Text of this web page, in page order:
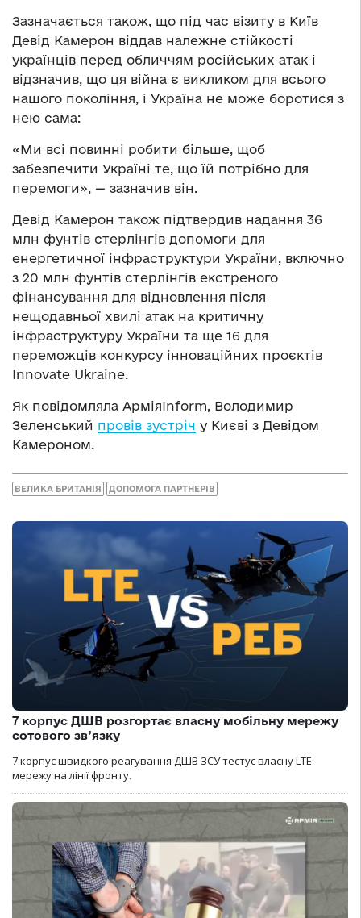
Зазначається також, що під час візиту в Київ
Девід Камерон віддав належне стійкості
українців перед обличчям російських атак і
відзначив, що ця війна є викликом для всього
нашого покоління, і Україна не може боротися з
нею сама:
«Ми всі повинні робити більше, щоб
забезпечити Україні те, що їй потрібно для
перемоги», — зазначив він.
Девід Камерон також підтвердив надання 36
млн фунтів стерлінгів допомоги для
енергетичної інфраструктури України, включно
з 20 млн фунтів стерлінгів екстреного
фінансування для відновлення після
нещодавньої хвилі атак на критичну
інфраструктуру України та ще 16 для
переможців конкурсу інноваційних проєктів
Innovate Ukraine.
Як повідомляла АрміяInform, Володимир
Зеленський провів зустріч у Києві з Девідом
Камероном.
ВЕЛИКА БРИТАНІЯ ДОПОМОГА ПАРТНЕРІВ
7 корпус ДШВ розгортає власну мобільну мережу
сотового зв’язку
7 корпус швидкого реагування ДШВ ЗСУ тестує власну LTE-
мережу на лінії фронту.